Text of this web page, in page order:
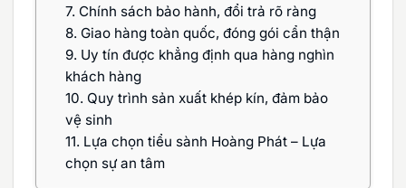
7. Chính sách bảo hành, đổi trả rõ ràng
8. Giao hàng toàn quốc, đóng gói cẩn thận
9. Uy tín được khẳng định qua hàng nghìn
khách hàng
10. Quy trình sản xuất khép kín, đảm bảo
vệ sinh
11. Lựa chọn tiểu sành Hoàng Phát – Lựa
chọn sự an tâm